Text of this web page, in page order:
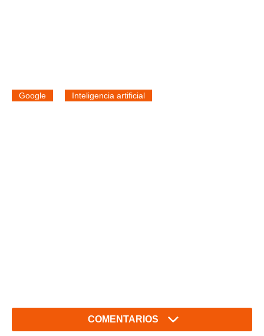
Google Inteligencia artificial
COMENTARIOS